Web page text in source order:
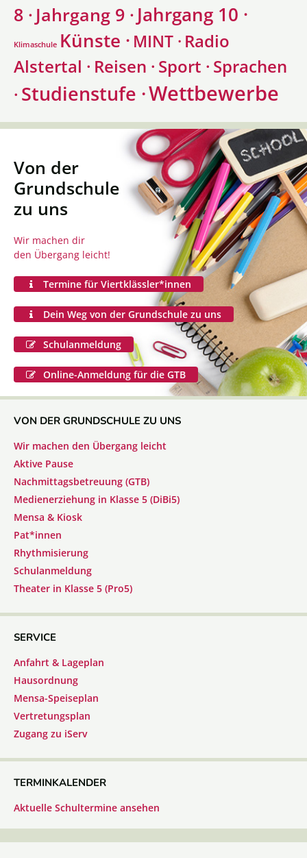
8 · Jahrgang 9 · Jahrgang 10 ·
Klimaschule Künste · MINT · Radio
Alstertal · Reisen · Sport · Sprachen
· Studienstufe ·Wettbewerbe
Von der
Grundschule
zu uns
Wir machen dir
den Übergang leicht!
Termine für Viertklässler*innen
Dein Weg von der Grundschule zu uns
Schulanmeldung
Online-Anmeldung für die GTB
VON DER GRUNDSCHULE ZU UNS
Wir machen den Übergang leicht
Aktive Pause
Nachmittagsbetreuung (GTB)
Medienerziehung in Klasse 5 (DiBi5)
Mensa & Kiosk
Pat*innen
Rhythmisierung
Schulanmeldung
Theater in Klasse 5 (Pro5)
SERVICE
Anfahrt & Lageplan
Hausordnung
Mensa-Speiseplan
Vertretungsplan
Zugang zu iServ
TERMINKALENDER
Aktuelle Schultermine ansehen